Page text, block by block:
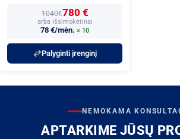
1040€780 €
arba išsimokėtinai
78 €/mėn. × 10
Palyginti įrenginį
NEMOKAMA
APTARKIME JŪSŲ